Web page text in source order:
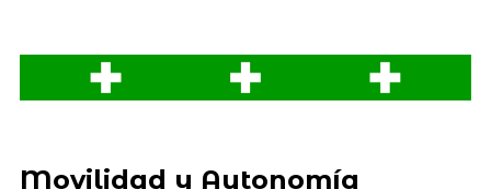
Movilidad y Autonomía